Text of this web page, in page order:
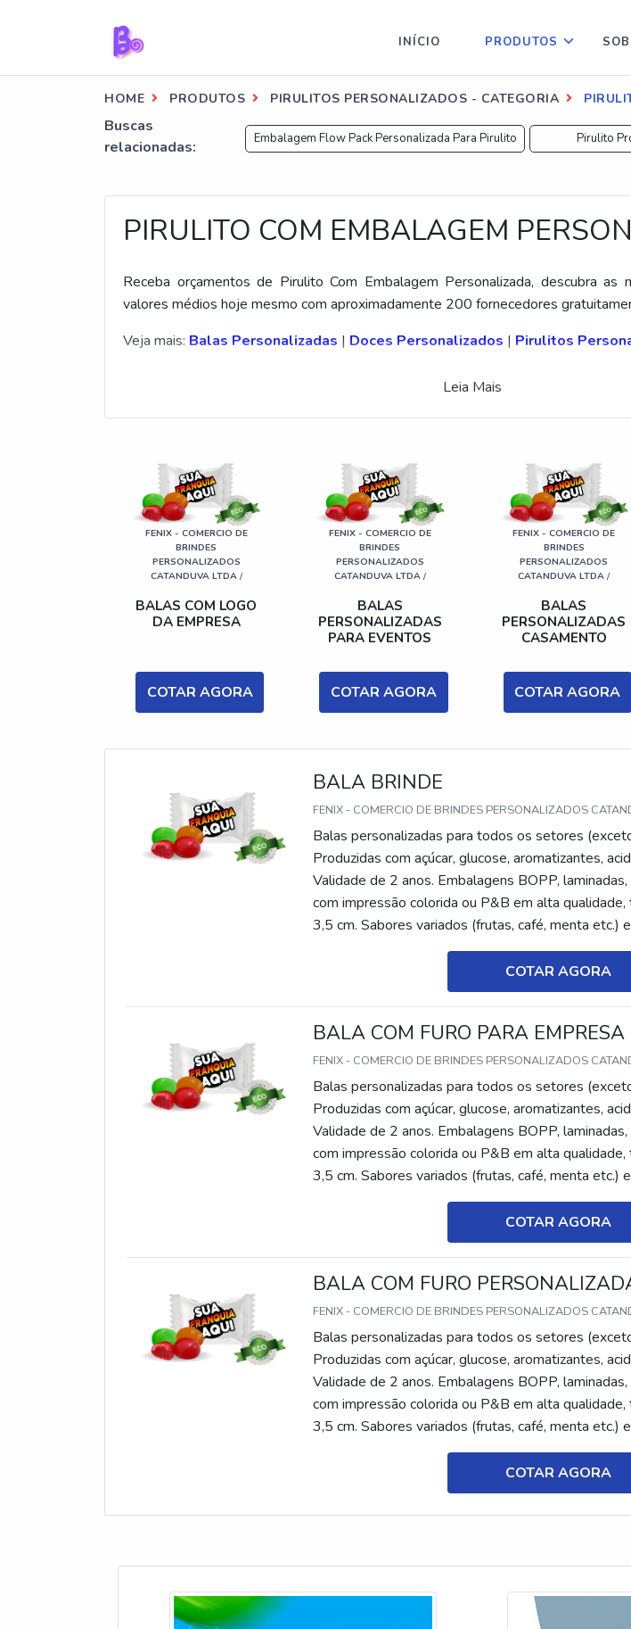
INÍCIO PRODUTOS
HOME PRODUTOS PIRULITOS PERSONALIZADOS - CATEGORIA
Buscas
relacionadas:
Embalagem Flow Pack Personalizada Para Pirulito Pirulito
PIRULITO COM EMBALAGEM
Receba orçamentos de Pirulito Com Embalagem Personalizada, descubra as
valores médios hoje mesmo com aproximadamente 200 fornecedores
Veja mais: Balas Personalizadas | Doces Personalizados | Pirulitos
Leia Mais
FENIX - COMERCIO DE
BRINDES
PERSONALIZADOS
CATANDUVA LTDA/
BALAS COM LOGO
DA EMPRESA
COTAR AGORA
FENIX - COMERCIO DE
BRINDES
PERSONALIZADOS
CATANDUVA LTDA/
BALAS
PERSONALIZADAS
PARA EVENTOS
COTAR AGORA
FENIX - COMERCIO DE
BRINDES
PERSONALIZADOS
CATANDUVA LTDA /
BALAS
PERSONALIZADAS
CASAMENTO
COTAR AGORA
BALA BRINDE
FENIX - COMERCIO DE BRINDES PERSONALIZADOS
Balas personalizadas para todos os setores
Produzidas com açúcar, glucose, aromatizantes,
Validade de 2 anos. Embalagens BOPP,
com impressão colorida ou P&B em alta
3,5 cm. Sabores variados (frutas, café, menta etc.)
gomas, chicletes, recheadas e pastilhas). Produto
COTAR AGORA
BALA COM FURO PARA EMPRESA
FENIX - COMERCIO DE BRINDES PERSONALIZADOS
Balas personalizadas para todos os setores
Produzidas com açúcar, glucose, aromatizantes,
Validade de 2 anos. Embalagens BOPP,
com impressão colorida ou P&B em alta
3,5 cm. Sabores variados (frutas, café, menta etc.)
gomas, chicletes, recheadas e pastilhas). Produto
COTAR AGORA
BALA COM FURO
FENIX - COMERCIO DE BRINDES PERSONALIZADOS
Balas personalizadas para todos os setores
Produzidas com açúcar, glucose, aromatizantes,
Validade de 2 anos. Embalagens BOPP,
com impressão colorida ou P&B em alta
3,5 cm. Sabores variados (frutas, café, menta etc.)
gomas, chicletes, recheadas e pastilhas). Produto
COTAR AGORA